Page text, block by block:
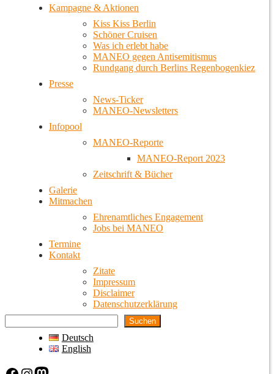
Kampagne & Aktionen
Kiss Kiss Berlin
Schöner Cruisen
Was ich erlebt habe
MANEO gegen Antisemitismus
Rundgang durch Berlins Regenbogenkiez
Presse
News-Ticker
MANEO-Newsletters
Infopool
MANEO-Reporte
MANEO-Report 2023
Zeitschrift & Bücher
Galerie
Mitmachen
Ehrenamtliches Engagement
Jobs bei MANEO
Termine
Kontakt
Zitate
Impressum
Disclaimer
Datenschutzerklärung
Suchen
Deutsch
English